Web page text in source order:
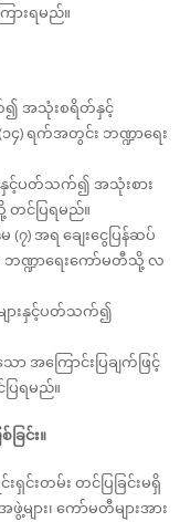
ားရမည်။
၍ အသုံးစရိတ်နှင့်
၄) ရက်အတွင်း ဘဏ္ဍာရေး
နှင့်ပတ်သက်၍ အသုံးစား
င်ပြရမည်။
(၇) အရ ချေးငွေပြန်ဆပ်
က ဘဏ္ဍာရေးကော်မတီသို့ လ
ျားနှင့်ပတ်သက်၍
အကြောင်းပြချက်ဖြင့်
ြရမည်။
ြင်း။
ရှင်းတမ်း တင်ပြခြင်းမရှိ
ျား၊ ကော်မတီများအား